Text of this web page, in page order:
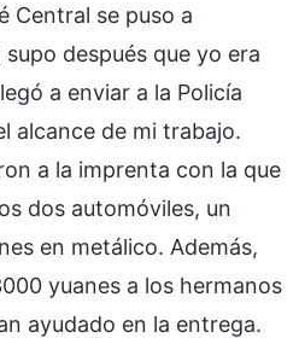
Central se puso a
después que yo era
a enviar a la Policía
alcance de mi trabajo.
a la imprenta con la que
dos automóviles, un
en metálico. Además,
yuanes a los hermanos
ayudado en la entrega.